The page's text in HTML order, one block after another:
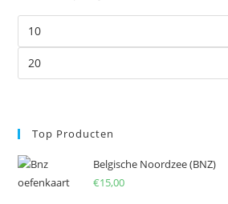
prijs
prijs
Top Producten
Belgische Noordzee (BNZ)
€15,00